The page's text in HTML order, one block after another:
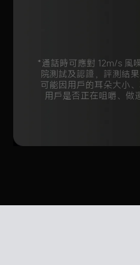
*通話時可應對 12m/s 風
院測試及認證，評測結
可能因用戶的耳朵大小
用戶是否正在咀嚼、做